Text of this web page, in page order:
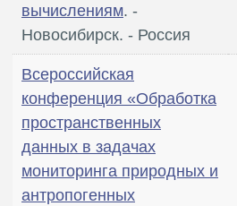
вычислениям. -
Новосибирск. - Россия
Всероссийская
конференция «Обработка
пространственных
данных в задачах
мониторинга природных и
антропогенных